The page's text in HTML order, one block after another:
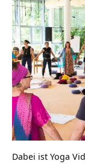
Dabei ist Yoga